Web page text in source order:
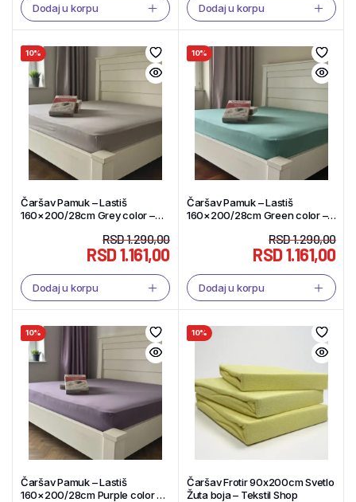
Dodaj u korpu Dodaj u korpu
10%
Čaršav Pamuk – Lastiš
160×200/28cm Grey color –
RSD1.290,00
RSD1.161,00
Dodaj u korpu
10%
Čaršav Pamuk – Lastiš
160×200/28cm Green color –
RSD1.290,00
RSD1.161,00
Dodaj u korpu
10%
Čaršav Pamuk – Lastiš
160×200/28cm Purple color –
10%
Čaršav Frotir 90x200cm Svetlo
Žuta boja – Tekstil Shop